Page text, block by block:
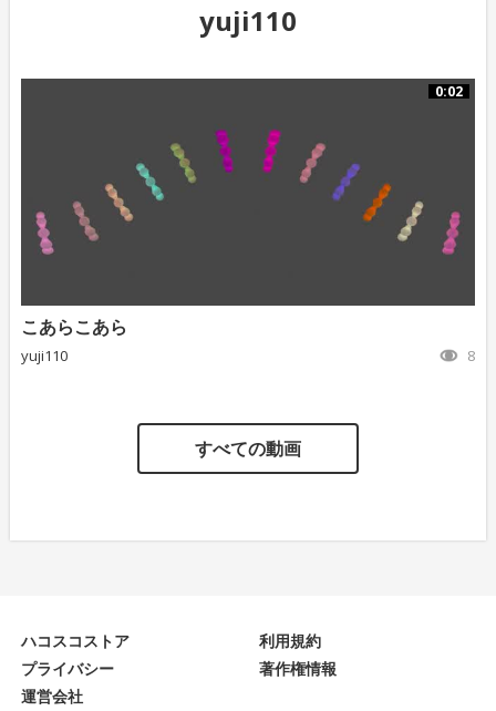
yuji110
0:02
こあらこあら
yuji110 8
すべての動画
ハコスコストア
利用規約
プライバシー
著作権情報
運営会社